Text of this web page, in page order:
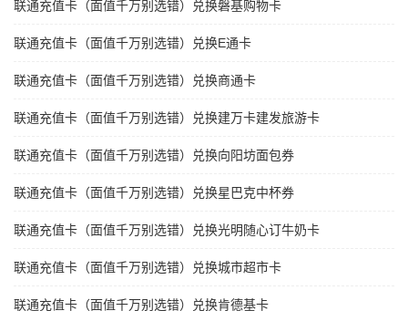
联通充值卡（面值千万别选错）兑换磐基购物卡
联通充值卡（面值千万别选错）兑换E通卡
联通充值卡（面值千万别选错）兑换商通卡
联通充值卡（面值千万别选错）兑换建万卡建发旅游卡
联通充值卡（面值千万别选错）兑换向阳坊面包券
联通充值卡（面值千万别选错）兑换星巴克中杯券
联通充值卡（面值千万别选错）兑换光明随心订牛奶卡
联通充值卡（面值千万别选错）兑换城市超市卡
联通充值卡（面值千万别选错）兑换肯德基卡